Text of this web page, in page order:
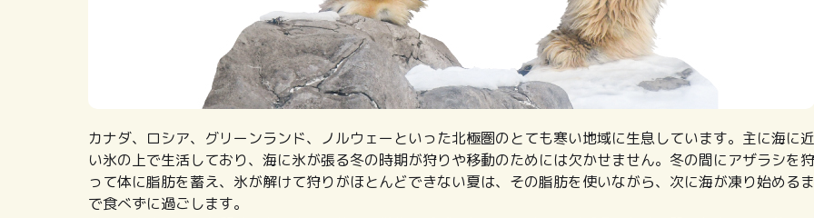
カナダ、ロシア、グリーンランド、ノルウェーといった北極圏のとても寒い地域に生息しています。主に海に近
い氷の上で生活しており、海に氷が張る冬の時期が狩りや移動のためには欠かせません。冬の間にアザラシを狩
って体に脂肪を蓄え、氷が解けて狩りがほとんどできない夏は、その脂肪を使いながら、次に海が凍り始めるま
で食べずに過ごします。